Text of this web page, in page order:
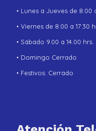
• Lunes a Jueves de 8:00
• Viernes de 8:00 a 17:30
• Sábado 9.00 a 14.00 hrs.
• Domingo Cerrado
• Festivos: Cerrado